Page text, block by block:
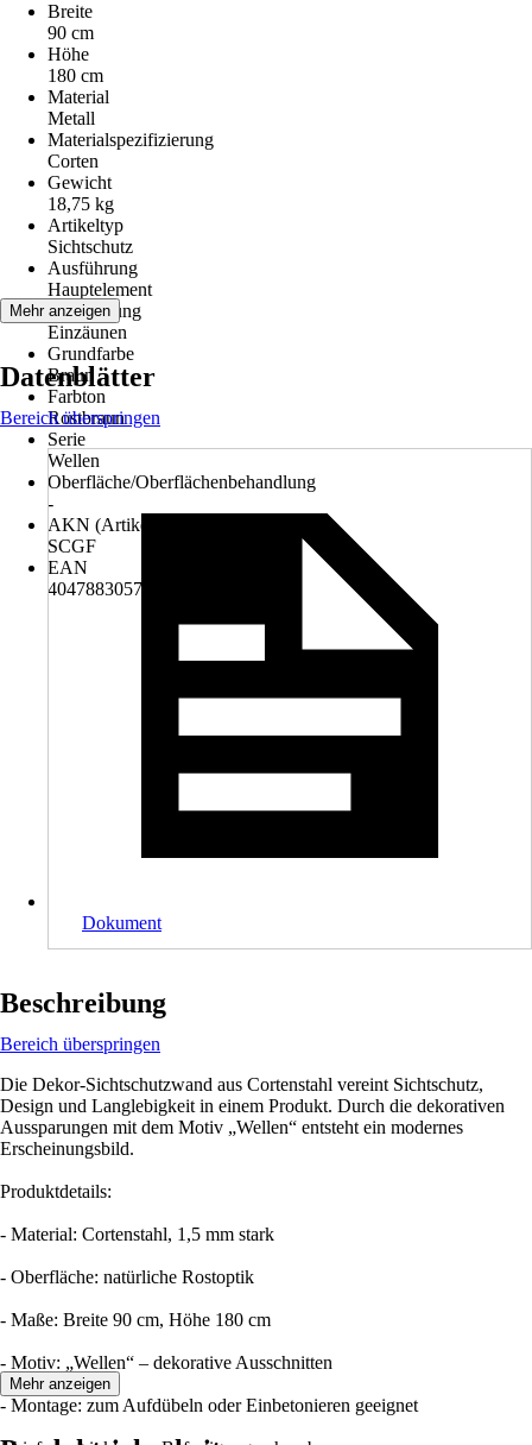
Breite
90 cm
Höhe
180 cm
Material
Metall
Materialspezifizierung
Corten
Gewicht
18,75 kg
Artikeltyp
Sichtschutz
Ausführung
Hauptelement
Anwendung
Einzäunen
Grundfarbe
Braun
Farbton
Rostbraun
Serie
Wellen
Oberfläche/Oberflächenbehandlung
-
AKN (Artikelkurznummer)
SCGF
EAN
4047883057567
Mehr anzeigen
Datenblätter
Bereich überspringen
Dokument
Beschreibung
Bereich überspringen
Die Dekor-Sichtschutzwand aus Cortenstahl vereint Sichtschutz,
Design und Langlebigkeit in einem Produkt. Durch die dekorativen
Aussparungen mit dem Motiv „Wellen“ entsteht ein modernes
Erscheinungsbild.
Produktdetails:
- Material: Cortenstahl, 1,5 mm stark
- Oberfläche: natürliche Rostoptik
- Maße: Breite 90 cm, Höhe 180 cm
- Motiv: „Wellen“ – dekorative Ausschnitten
- Montage: zum Aufdübeln oder Einbetonieren geeignet
Mehr anzeigen